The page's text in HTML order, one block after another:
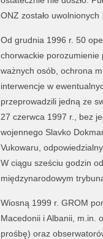
ONZ zostało
Od grudnia 1996 r. 50
chorwackie porozumienie
ważnych osób, ochrona
interwencje w
przeprowadzili jedną ze
27 czerwca 1997 r., bez
wojennego Slavko
Vukowaru,
W ciągu sześciu godzin
międzynarodowym
Wiosną 1999 r. GROM
Macedonii i Albanii, m.in.
prośbę) oraz